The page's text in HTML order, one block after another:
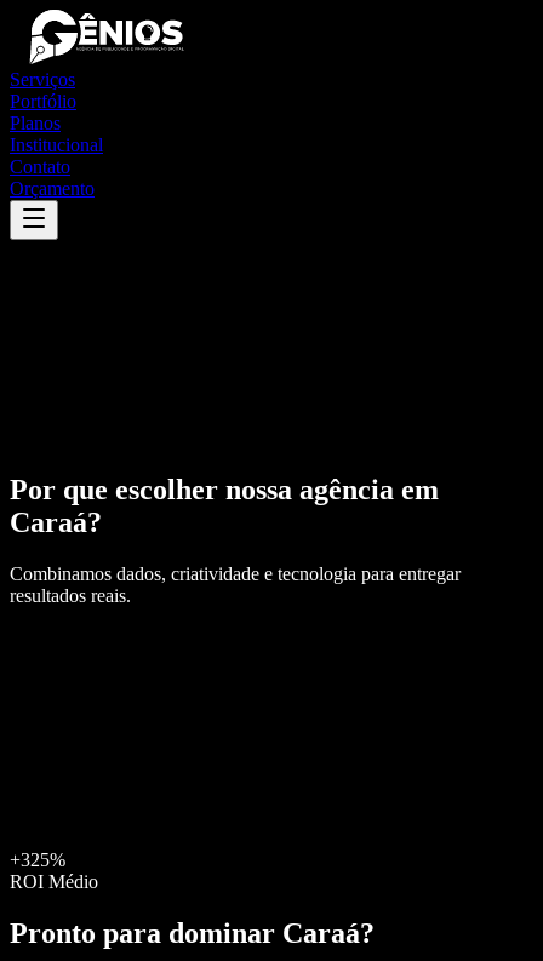
Serviços
Portfólio
Planos
Institucional
Contato
Orçamento
Por que escolher nossa agência em
Caraá?
Combinamos dados, criatividade e tecnologia para entregar
resultados reais.
+325%
ROI Médio
Pronto para dominar Caraá?